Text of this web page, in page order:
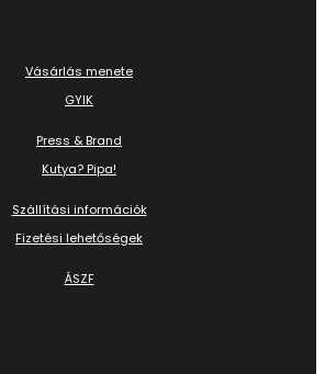
Vásárlás menete
GYIK
Press & Brand
Kutya? Pipa!
Szállítási információk
Fizetési lehetőségek
ÁSZF